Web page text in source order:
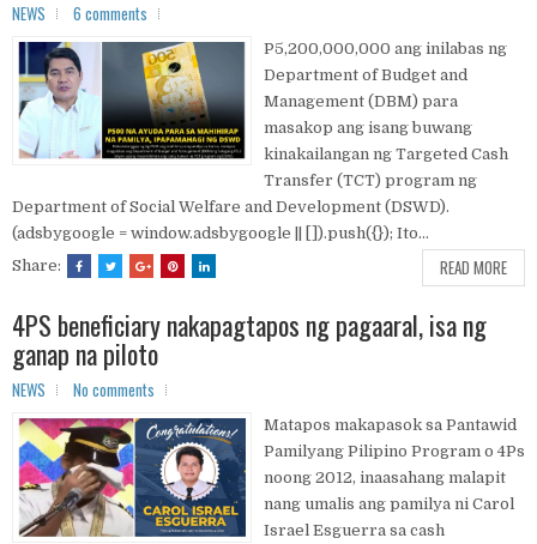
NEWS 6 comments
P5,200,000,000 ang inilabas ng
Department of Budget and
Management (DBM) para
masakop ang isang buwang
kinakailangan ng Targeted Cash
Transfer (TCT) program ng
Department of Social Welfare and Development (DSWD).
(adsbygoogle = window.adsbygoogle || []).push({}); Ito...
Share:
READ MORE
4PS beneficiary nakapagtapos ng pagaaral, isa ng
ganap na piloto
NEWS No comments
Matapos makapasok sa Pantawid
Pamilyang Pilipino Program o 4Ps
noong 2012, inaasahang malapit
nang umalis ang pamilya ni Carol
Israel Esguerra sa cash